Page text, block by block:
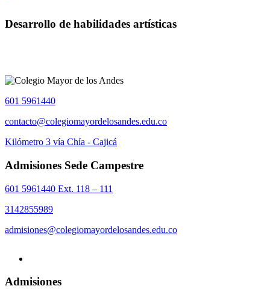
Desarrollo de habilidades artísticas
601 5961440
contacto@colegiomayordelosandes.edu.co
Kilómetro 3 vía Chía - Cajicá
Admisiones Sede Campestre
601 5961440 Ext. 118 – 111
3142855989
admisiones@colegiomayordelosandes.edu.co
Admisiones